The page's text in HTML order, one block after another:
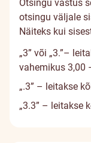
Otsingu vastus
otsingu väljale
Näiteks kui
„3” või „3.”–
vahemikus 3,00
„.3” – leitakse
„3.3” – leitakse